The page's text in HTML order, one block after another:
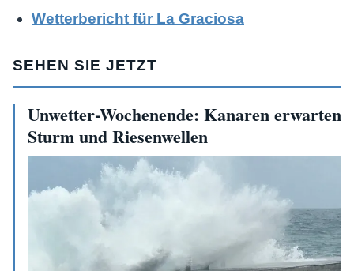
Wetterbericht für La Graciosa
SEHEN SIE JETZT
Unwetter-Wochenende: Kanaren erwarten
Sturm und Riesenwellen